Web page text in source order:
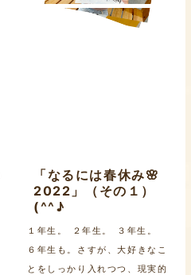
「なるには春休み🌸
2022」（その１）
(^^♪
１年生。 ２年生。 ３年生。
６年生も。さすが、大好きなこ
とをしっかり入れつつ、現実的